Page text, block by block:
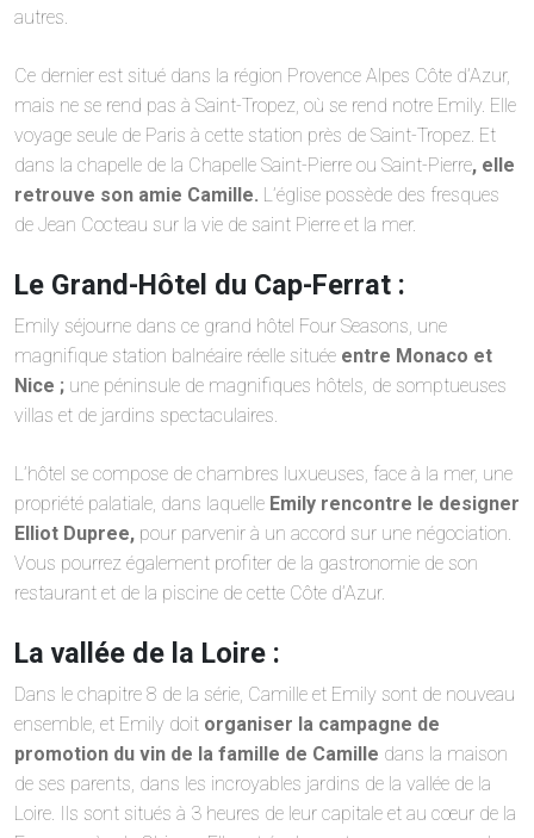
autres.
Ce dernier est situé dans la région Provence Alpes Côte d’Azur,
mais ne se rend pas à Saint-Tropez, où se rend notre Emily. Elle
voyage seule de Paris à cette station près de Saint-Tropez. Et
dans la chapelle de la Chapelle Saint-Pierre ou Saint-Pierre, elle
retrouve son amie Camille. L’église possède des fresques
de Jean Cocteau sur la vie de saint Pierre et la mer.
Le Grand-Hôtel du Cap-Ferrat :
Emily séjourne dans ce grand hôtel Four Seasons, une
magnifique station balnéaire réelle située entre Monaco et
Nice ; une péninsule de magnifiques hôtels, de somptueuses
villas et de jardins spectaculaires.
L’hôtel se compose de chambres luxueuses, face à la mer, une
propriété palatiale, dans laquelle Emily rencontre le designer
Elliot Dupree, pour parvenir à un accord sur une négociation.
Vous pourrez également profiter de la gastronomie de son
restaurant et de la piscine de cette Côte d’Azur.
La vallée de la Loire :
Dans le chapitre 8 de la série, Camille et Emily sont de nouveau
ensemble, et Emily doit organiser la campagne de
promotion du vin de la famille de Camille dans la maison
de ses parents, dans les incroyables jardins de la vallée de la
Loire. Ils sont situés à 3 heures de leur capitale et au cœur de la